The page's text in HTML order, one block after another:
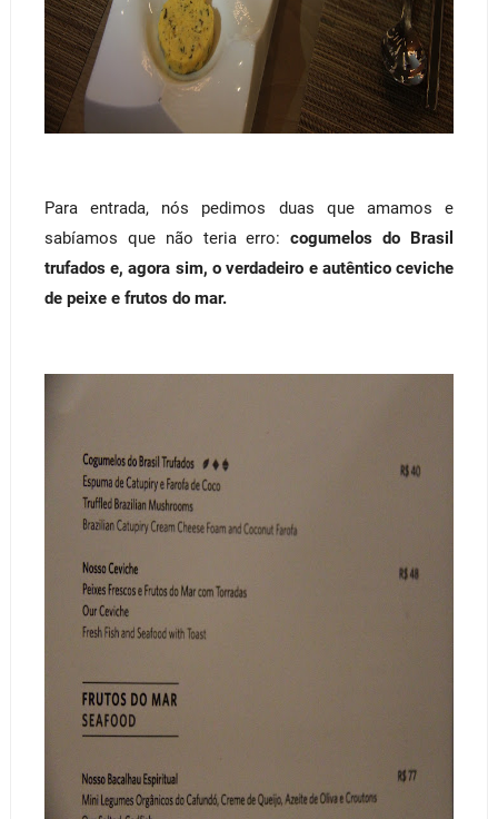
Para entrada, nós pedimos duas que amamos e
sabíamos que não teria erro:cogumelos do Brasil
trufados e, agora sim, o verdadeiro e autêntico ceviche
de peixe e frutos do mar.